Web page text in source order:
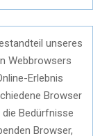
unseres
Webbrowsers
Erlebnis
Browser
Bedürfnisse
Browser,